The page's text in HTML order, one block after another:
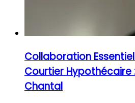
Collaboration
Courtier Hypothécaire
Chantal